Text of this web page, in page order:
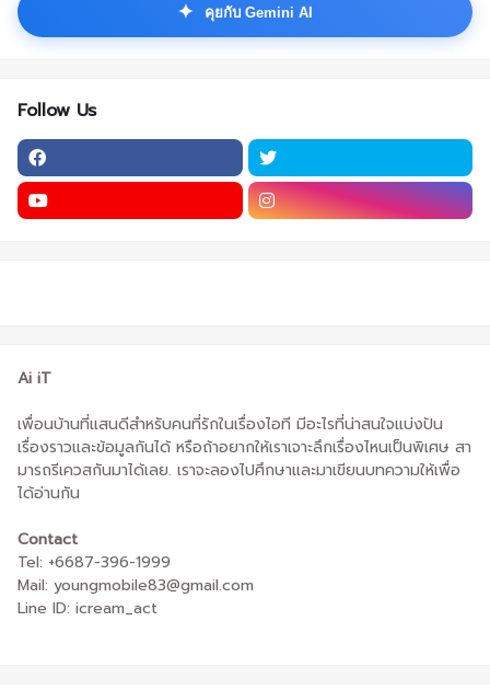
✦ คุยกับ Gemini AI
Follow Us
Ai iT
เพื่อนบ้านที่แสนดีสำหรับคนที่รักในเรื่องไอที มีอะไรที่น่าสนใจแบ่งปัน
เรื่องราวและข้อมูลกันได้ หรือถ้าอยากให้เราเจาะลึกเรื่องไหนเป็นพิเศษ สา
มารถรีเควสกันมาได้เลย. เราจะลองไปศึกษาและมาเขียนบทความให้เพื่อ
ได้อ่านกัน
Contact
Tel: +6687-396-1999
Mail: youngmobile83@gmail.com
Line ID: icream_act